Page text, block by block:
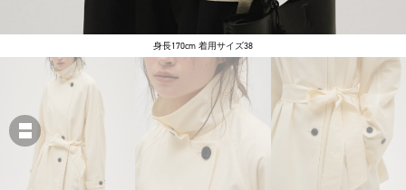
身長170cm 着用サイズ38